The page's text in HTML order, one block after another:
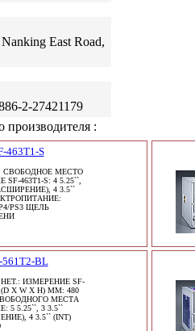
East Road,
2-27421179
производителя :
463T1-S
СВОБОДНОЕ МЕСТО
463T1-S: 4 5.25``,
4 3.5``
PS3 ЩЕЛЬ
561T2-BL
ИЗМЕРЕНИЕ SF-
X W X H) MM: 480
МЕСТА
5 5.25``, 3 3.5``
4 3.5`` (INT)